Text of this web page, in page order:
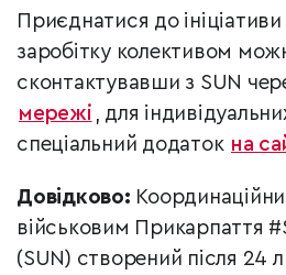
Приєднатися до
заробітку колективом
сконтактувавши з SUN
мережі , для
спеціальний додаток на
Довідково:
військовим Прикарпаття
(SUN) створений після 24